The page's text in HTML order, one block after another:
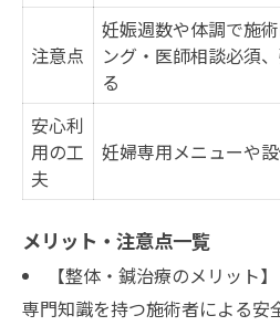
注意点
妊娠週数や体調で施
ング・医師相談必須
る
安心利
用の工
夫
妊婦専用メニューや
メリット・注意点一覧
【整体・鍼治療のメリット】
専門知識を持つ施術者による安